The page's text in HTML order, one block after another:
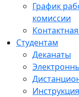
График
комиссии
Студентам
Деканаты